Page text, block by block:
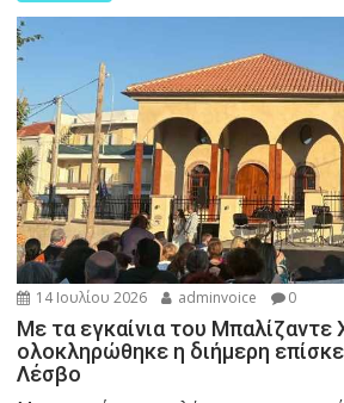
14 Ιουλίου 2026 adminvoice 0
Με τα εγκαίνια του
ολοκληρώθηκε η διήμερη
Λέσβο